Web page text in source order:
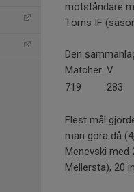
motståndare
Torns IF
Den
Matcher V
719
283
Flest mål
man göra då
Menevski med
Mellersta), 20